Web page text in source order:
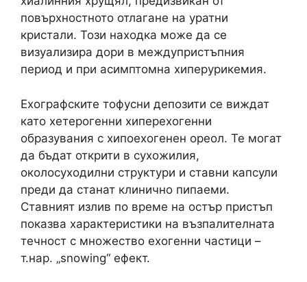
повърхностното отлагане на уратни
кристали. Този находка може да се
визуализира дори в междупристъпния
период и при асимптомна хиперурикемия.
Ехографските тофусни депозити се виждат
като хетерогенни хиперехогенни
образувания с хипоехогенен ореол. Те могат
да бъдат открити в сухожилия,
околосуходилни структури и ставни капсули
преди да станат клинично пипаеми.
Ставният излив по време на остър пристъп
показва характеристики на възпалителната
течност с множество ехогенни частици –
т.нар. „snowing“ ефект.